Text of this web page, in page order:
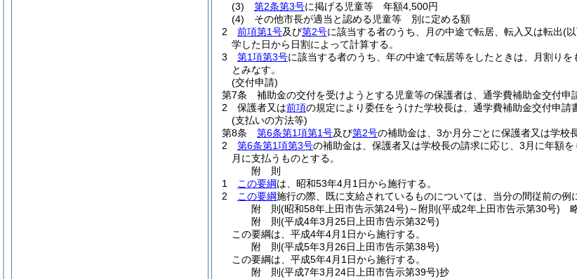
(3)
第2条第3号に掲げる児童等 年額4,500円
(4)
その他市長が適当と認める児童等 別に定める額
2
前項第1号及び第2号に該当する者のうち、月の中途で転居、転入又は転出(
学した日から日割によって計算する。
3
第1項第3号に該当する者のうち、年の中途で転居等をしたときは、月割りを
とみなす。
(交付申請)
第7条
補助金の交付を受けようとする児童等の保護者は、通学費補助金交付申
2
保護者又は前項の規定により委任をうけた学校長は、通学費補助金交付申請
(支払いの方法等)
第8条
第6条第1項第1号及び第2号の補助金は、3か月分ごとに保護者又は学校
2
第6条第1項第3号の補助金は、保護者又は学校長の請求に応じ、3月に年額を
月に支払うものとする。
附 則
1
この要綱は、昭和53年4月1日から施行する。
2
この要綱施行の際、既に支給されているものについては、当分の間従前の例
附 則(昭和58年 上田市告示第24号) ～附則(平成2年上田市告示第30号)
附 則(平成4年3月25日 上田市告示第32号)
この要綱は、平成4年4月1日から施行する。
附 則(平成5年3月26日 上田市告示第38号)
この要綱は、平成5年4月1日から施行する。
附 則(平成7年3月24日 上田市告示第39号)抄